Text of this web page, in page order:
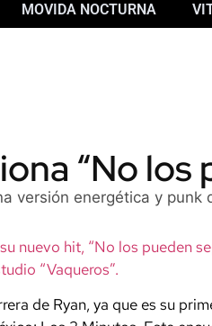
MOVIDA NOCTURNA
“No los
versión energética y
nuevo hit, “No los pueden
“Vaqueros”.
de Ryan, ya que es su